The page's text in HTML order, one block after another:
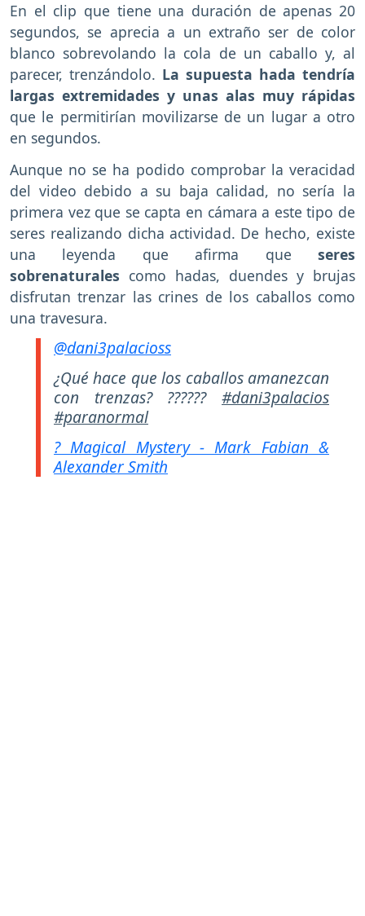
En el clip que tiene una duración de apenas 20
segundos, se aprecia a un extraño ser de color
blanco sobrevolando la cola de un caballo y, al
parecer, trenzándolo. La supuesta hada tendría
largas extremidades y unas alas muy rápidas
que le permitirían movilizarse de un lugar a otro
en segundos.
Aunque no se ha podido comprobar la veracidad
del video debido a su baja calidad, no sería la
primera vez que se capta en cámara a este tipo de
seres realizando dicha actividad. De hecho, existe
una leyenda que afirma que seres
sobrenaturales como hadas, duendes y brujas
disfrutan trenzar las crines de los caballos como
una travesura.
@dani3palacioss
¿Qué hace que los caballos amanezcan
con trenzas? ?????? #dani3palacios
#paranormal
? Magical Mystery - Mark Fabian &
Alexander Smith